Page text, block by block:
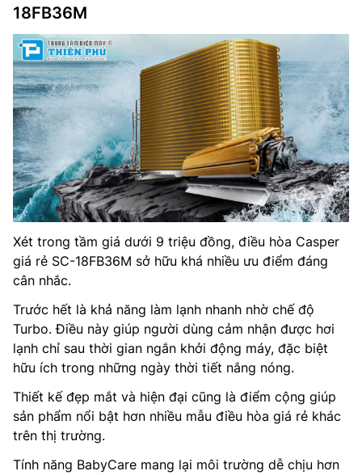
18FB36M
Xét trong tầm giá dưới 9 triệu đồng, điều hòa Casper
giá rẻ SC-18FB36M sở hữu khá nhiều ưu điểm đáng
cân nhắc.
Trước hết là khả năng làm lạnh nhanh nhờ chế độ
Turbo. Điều này giúp người dùng cảm nhận được hơi
lạnh chỉ sau thời gian ngắn khởi động máy, đặc biệt
hữu ích trong những ngày thời tiết nắng nóng.
Thiết kế đẹp mắt và hiện đại cũng là điểm cộng giúp
sản phẩm nổi bật hơn nhiều mẫu điều hòa giá rẻ khác
trên thị trường.
Tính năng BabyCare mang lại môi trường dễ chịu hơn